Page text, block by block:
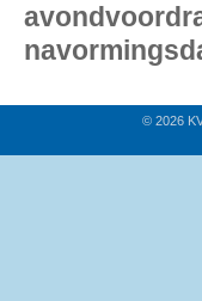
© 2026